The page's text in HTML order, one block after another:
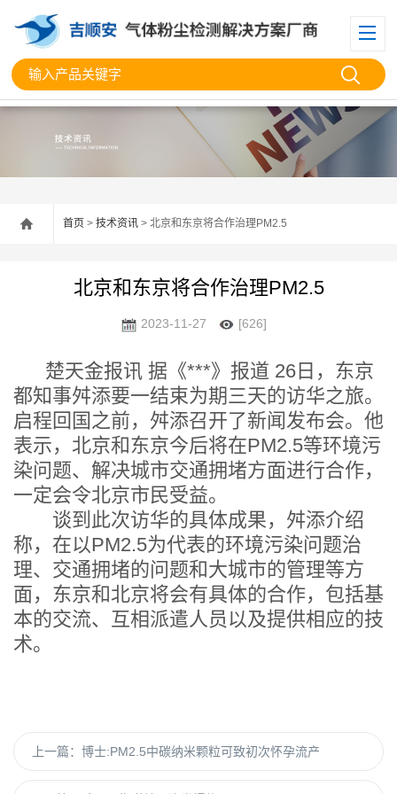
首页 > 技术资讯 > 北京和东京将合作治理PM2.5
北京和东京将合作治理PM2.5
2023-11-27 [626]
楚天金报讯 据《***》报道 26日，东京
都知事舛添要一结束为期三天的访华之旅。
启程回国之前，舛添召开了新闻发布会。他
表示，北京和东京今后将在PM2.5等环境污
染问题、解决城市交通拥堵方面进行合作，
一定会令北京市民受益。
谈到此次访华的具体成果，舛添介绍
称，在以PM2.5为代表的环境污染问题治
理、交通拥堵的问题和大城市的管理等方
面，东京和北京将会有具体的合作，包括基
本的交流、互相派遣人员以及提供相应的技
术。
上一篇： 博士:PM2.5中碳纳米颗粒可致初次怀孕流产